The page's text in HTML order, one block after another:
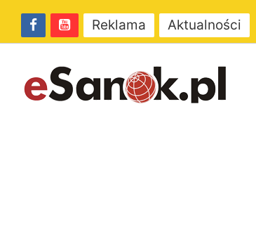
Reklama Aktualności